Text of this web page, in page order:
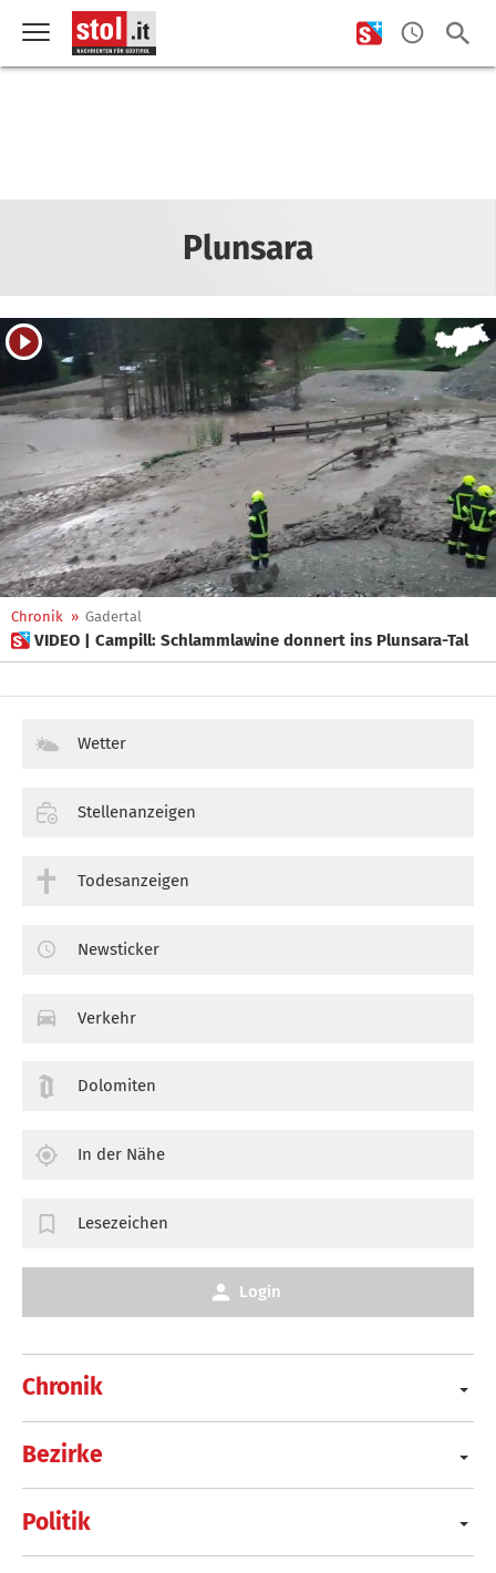
Plunsara
Chronik » Gadertal
 VIDEO | Campill: Schlammlawine donnert ins Plunsara-Tal
Chronik
Bezirke
Politik
Wetter
Stellenanzeigen
Todesanzeigen
Newsticker
Verkehr
Dolomiten
In der Nähe
Lesezeichen
Login